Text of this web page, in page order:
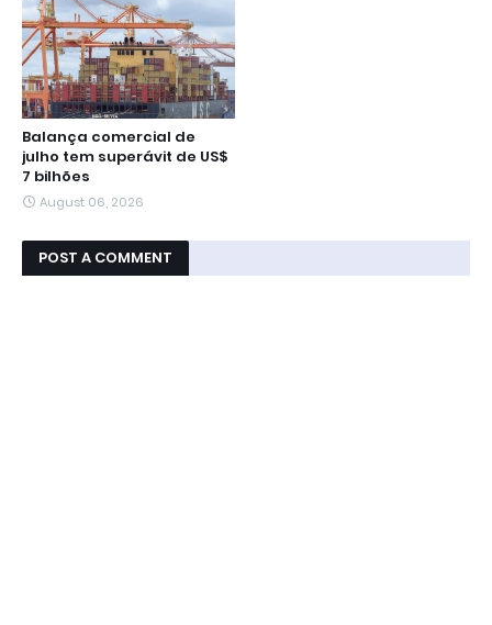
Balança comercial de
julho tem superávit de US$
7 bilhões
August 06, 2026
POST A COMMENT